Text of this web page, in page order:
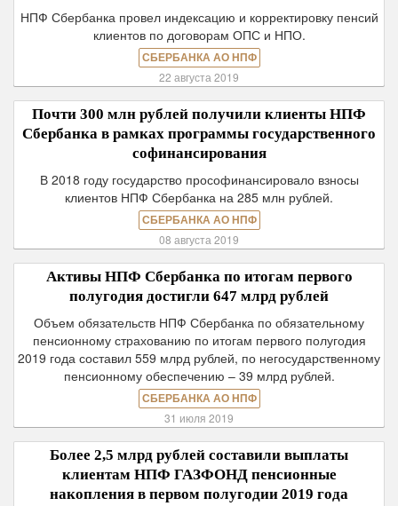
НПФ Сбербанка провел индексацию и корректировку пенсий
клиентов по договорам ОПС и НПО.
СБЕРБАНКА АО НПФ
22 августа 2019
Почти 300 млн рублей получили клиенты НПФ
Сбербанка в рамках программы государственного
софинансирования
В 2018 году государство прософинансировало взносы
клиентов НПФ Сбербанка на 285 млн рублей.
СБЕРБАНКА АО НПФ
08 августа 2019
Активы НПФ Сбербанка по итогам первого
полугодия достигли 647 млрд рублей
Объем обязательств НПФ Сбербанка по обязательному
пенсионному страхованию по итогам первого полугодия
2019 года составил 559 млрд рублей, по негосударственному
пенсионному обеспечению – 39 млрд рублей.
СБЕРБАНКА АО НПФ
31 июля 2019
Более 2,5 млрд рублей составили выплаты
клиентам НПФ ГАЗФОНД пенсионные
накопления в первом полугодии 2019 года